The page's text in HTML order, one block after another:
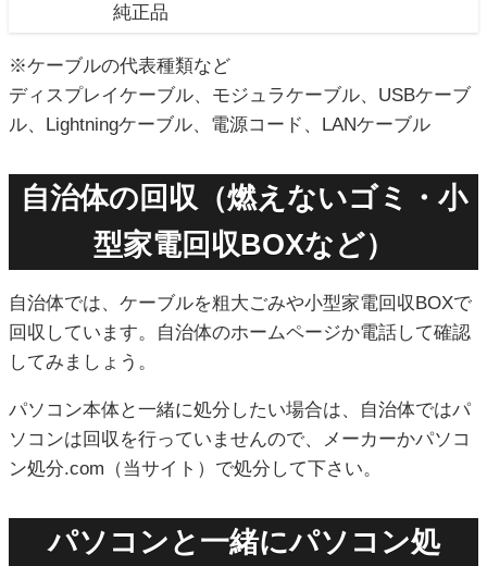
純正品
※ケーブルの代表種類など
ディスプレイケーブル、モジュラケーブル、USBケーブ
ル、Lightningケーブル、電源コード、LANケーブル
自治体の回収（燃えないゴミ・小
型家電回収BOXなど）
自治体では、ケーブルを粗大ごみや小型家電回収BOXで
回収しています。自治体のホームページか電話して確認
してみましょう。
パソコン本体と一緒に処分したい場合は、自治体ではパ
ソコンは回収を行っていませんので、メーカーかパソコ
ン処分.com（当サイト）で処分して下さい。
パソコンと一緒にパソコン処